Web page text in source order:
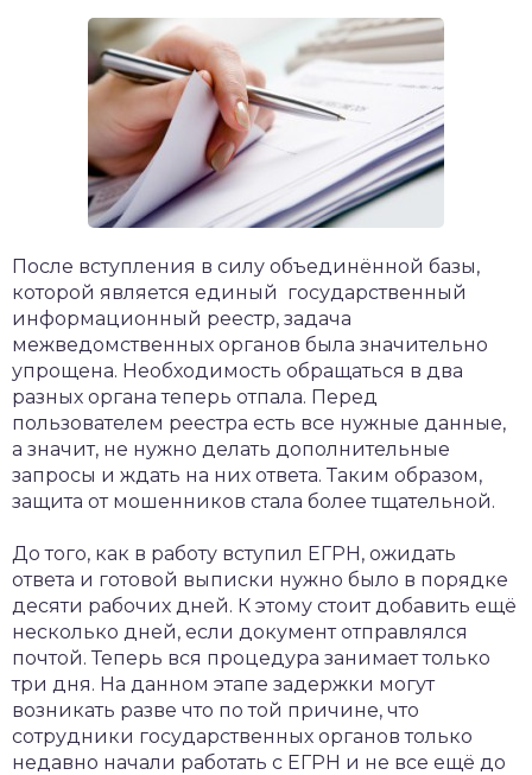
После вступления в силу объединённой базы,
которой является единый государственный
информационный реестр, задача
межведомственных органов была значительно
упрощена. Необходимость обращаться в два
разных органа теперь отпала. Перед
пользователем реестра есть все нужные данные,
а значит, не нужно делать дополнительные
запросы и ждать на них ответа. Таким образом,
защита от мошенников стала более тщательной.
До того, как в работу вступил ЕГРН, ожидать
ответа и готовой выписки нужно было в порядке
десяти рабочих дней. К этому стоит добавить ещё
несколько дней, если документ отправлялся
почтой. Теперь вся процедура занимает только
три дня. На данном этапе задержки могут
возникать разве что по той причине, что
сотрудники государственных органов только
недавно начали работать с ЕГРН и не все ещё до